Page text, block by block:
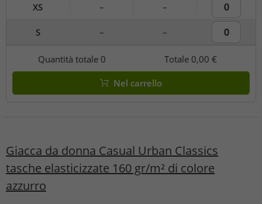
XS – –
S – –
Quantità totale 0 Totale 0,00 €
Nel carrello
Giacca da donna Casual Urban Classics
tasche elasticizzate 160 gr/m² di colore
azzurro